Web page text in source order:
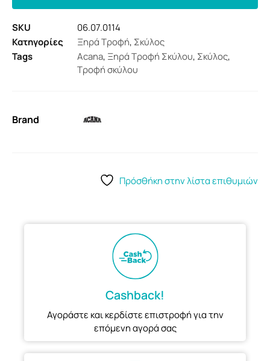
SKU
06.07.0114
Κατηγορίες
Ξηρά Τροφή, Σκύλος
Tags
Acana, Ξηρά Τροφή Σκύλου, Σκύλος,
Τροφή σκύλου
Brand
Πρόσθήκη στην λίστα επιθυμιών
Cashback!
Αγοράστε και κερδίστε επιστροφή για την
επόμενη αγορά σας